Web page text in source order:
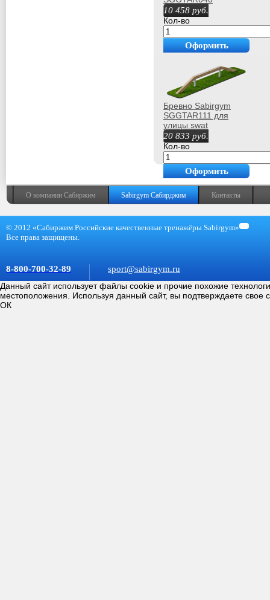
10 458 руб.
Кол-во
Оформить
Бревно Sabirgym
SGGTAR111 для
улицы swat
20 833 руб.
Кол-во
Оформить
покупку
О компании Сабиржим Sabirgym Сабирджим Контакты
© 2012 «Сабиржим Российские качественные тренажёры Sabirgym»
Все права защищены.
8-800-700-32-89
sport@sabirgym.ru
Данный сайт использует файлы cookie и прочие похожие
местоположения. Используя данный сайт, вы подтверждаете свое
ОК